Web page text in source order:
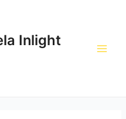
Inlight